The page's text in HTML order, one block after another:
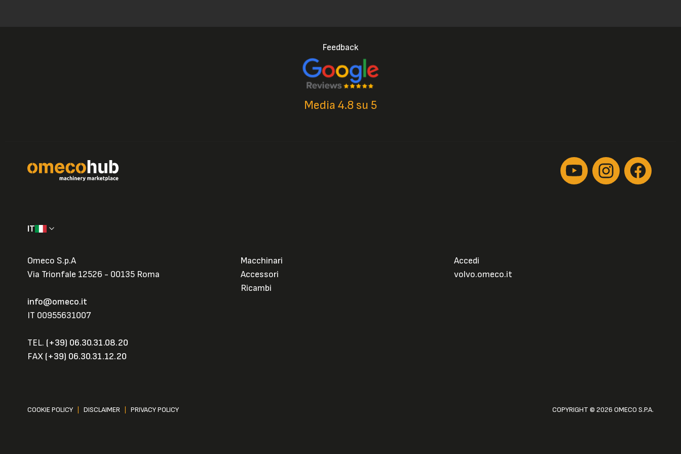
Feedback
Media 4.8 su 5
IT
Omeco S.p.A
Via Trionfale 12526 - 00135 Roma
info@omeco.it
IT 00955631007
TEL. (+39) 06.30.31.08.20
FAX (+39) 06.30.31.12.20
Macchinari
Accessori
Ricambi
Accedi
volvo.omeco.it
COOKIE POLICY DISCLAIMER PRIVACY POLICY COPYRIGHT © 2026 OMECO S.P.A.